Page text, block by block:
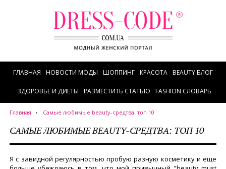
ГЛАВНАЯ НОВОСТИ МОДЫ ШОППИНГ КРАСОТА BEAUTY БЛОГ
ЗДОРОВЬЕ И ДИЕТЫ РАЗМЕСТИТЬ СТАТЬЮ FASHION СЛОВАРЬ
Главная Самые любимые beauty-средтва: топ 10
САМЫЕ ЛЮБИМЫЕ BEAUTY-СРЕДТВА: ТОП 10
Я с завидной регулярностью пробую разную косметику и еще